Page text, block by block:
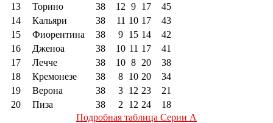
13
Торино 38 12 9 17
45
14
Кальяри 38 11 10 17
43
15
Фиорентина 38 9 15 14
42
16
Дженоа 38 10 11 17
41
17
Лечче 38 10 8 20
38
18
Кремонезе 38 8 10 20
34
19
Верона 38 3 12 23
21
20
Пиза 38 2 12 24
18
Подробная таблица Серии А